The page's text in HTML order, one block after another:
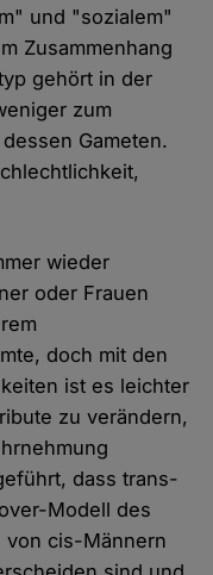
und "sozialem"
Zusammenhang
gehört in der
zum
Gameten.
wieder
oder Frauen
doch mit den
ist es leichter
zu verändern,
dass trans-
Modell des
von cis-Männern